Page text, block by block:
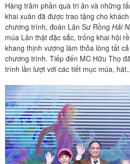
Hàng trăm phần quà tri ân và những
khai xuân đã được trao tặng cho
chương trình, đoàn Lân Sư Rồng Hải
múa Lân thật đặc sắc, trống khai hội
khang thịnh vượng làm thỏa lòng tất
chương trình. Tiếp đến MC Hữu Thọ
trình lần lượt với các tiết mục múa,